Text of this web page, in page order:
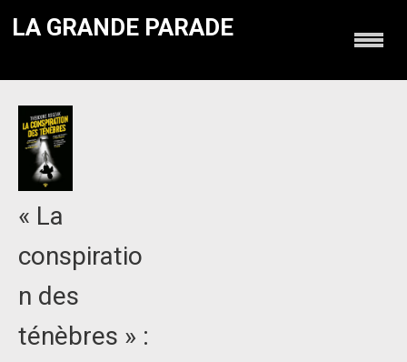
LA GRANDE PARADE
« La
conspiratio
n des
ténèbres » :